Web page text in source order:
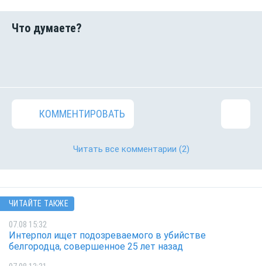
КОММЕНТИРОВАТЬ
Читать все комментарии (2)
ЧИТАЙТЕ ТАКЖЕ
07.08 15:32
Интерпол ищет подозреваемого в убийстве
белгородца, совершенное 25 лет назад